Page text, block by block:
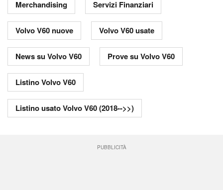
Merchandising Servizi Finanziari
Volvo V60 nuove Volvo V60 usate
News su Volvo V60 Prove su Volvo V60
Listino Volvo V60
Listino usato Volvo V60 (2018-->>)
PUBBLICITÀ